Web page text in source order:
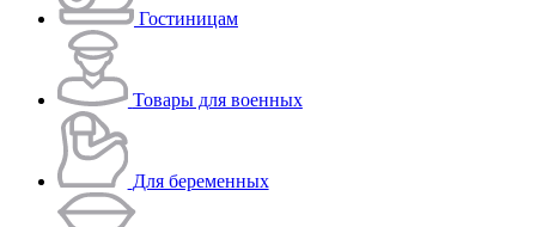
Гостиницам
Товары для военных
Для беременных